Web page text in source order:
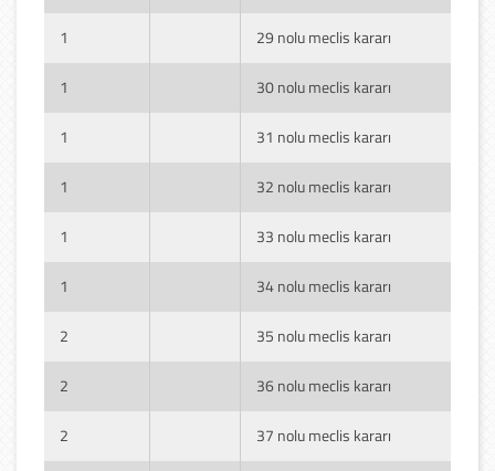
1 29 nolu meclis kararı
1 30 nolu meclis kararı
1 31 nolu meclis kararı
1 32 nolu meclis kararı
1 33 nolu meclis kararı
1 34 nolu meclis kararı
2 35 nolu meclis kararı
2 36 nolu meclis kararı
2 37 nolu meclis kararı